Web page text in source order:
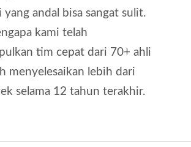
andal bisa sangat sulit.
kami telah
tim cepat dari 70+ ahli
menyelesaikan lebih dari
selama 12 tahun terakhir.